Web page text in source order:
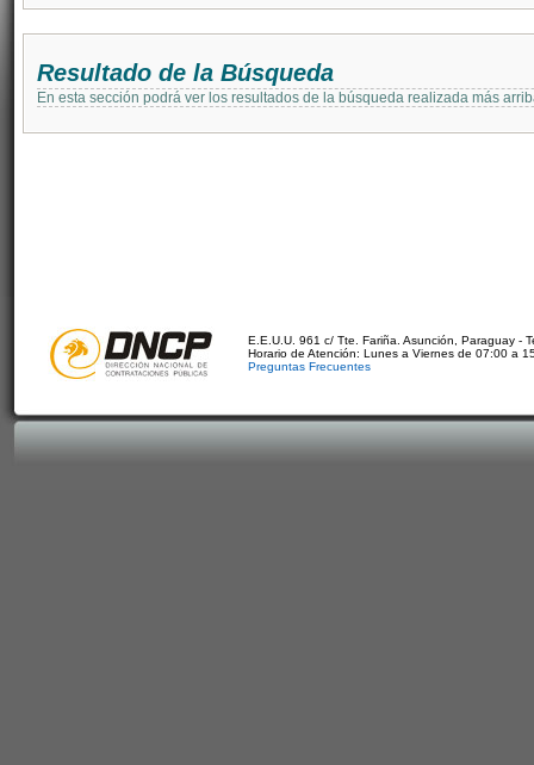
Resultado de la Búsqueda
En esta sección podrá ver los resultados de la búsqueda realizada más
E.E.U.U. 961 c/ Tte. Fariña. Asunción, Paraguay -
Horario de Atención: Lunes a Viernes de 07:00 a
Preguntas Frecuentes